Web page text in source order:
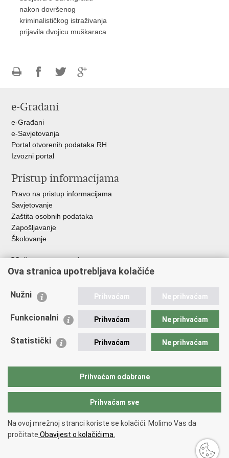
nakon dovršenog
kriminalističkog istraživanja
prijavila dvojicu muškaraca
FacebookuTwitteru
e-Građani
e-Građani
e-Savjetovanja
Portal otvorenih podataka RH
Izvozni portal
Pristup informacijama
Pravo na pristup informacijama
Savjetovanje
Zaštita osobnih podataka
Zapošljavanje
Školovanje
Važne poveznice
Ministarstvo unutarnjih poslova
Udruge
Policijska akademija
Zaklada policijske solidarnosti
Vučetić"
Copyright © 2026 Policijska uprava vukovarsko-srijemska.
korištenja.Izjava o pristupačnosti.
Ova stranica upotrebljava kolačiće
Nužni Prihvaćam Ne prihvaćam
Funkcionalni Prihvaćam Ne prihvaćam
Statistički Prihvaćam Ne prihvaćam
Prihvaćam odabrane
Prihvaćam sve
Na ovoj mrežnoj stranci koriste se kolačići. Molimo Vas da
pročitate Obavijest o kolačićima.